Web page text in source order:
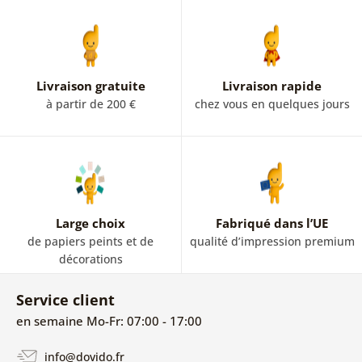
Livraison gratuite
à partir de 200 €
Livraison rapide
chez vous en quelques jours
Large choix
de papiers peints et de
décorations
Fabriqué dans l’UE
qualité d’impression premium
Service client
en semaine Mo-Fr: 07:00 - 17:00
info@dovido.fr